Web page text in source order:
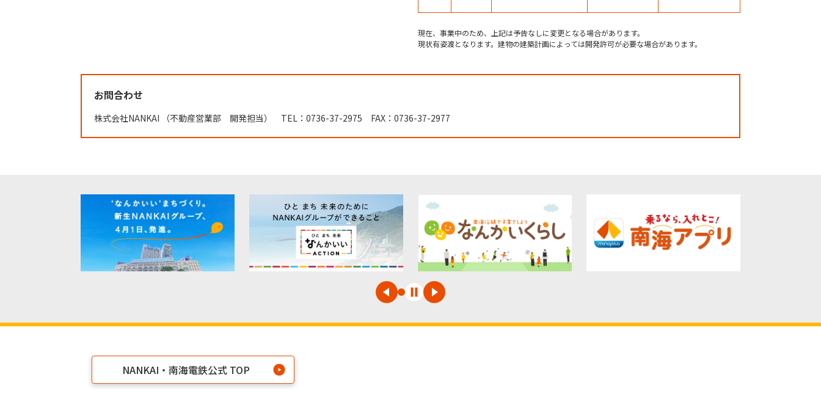
現在、事業中のため、上記は予告なしに変更となる場合があります。
現状有姿渡となります。建物の建築計画によっては開発許可が必要な場合があります。
お問合わせ
株式会社NANKAI （不動産営業部 開発担当） TEL：0736-37-2975 FAX：0736-37-2977
NANKAI・南海電鉄公式 TOP